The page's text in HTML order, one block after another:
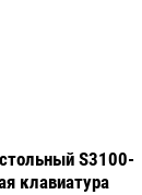
S3100-
клавиатура